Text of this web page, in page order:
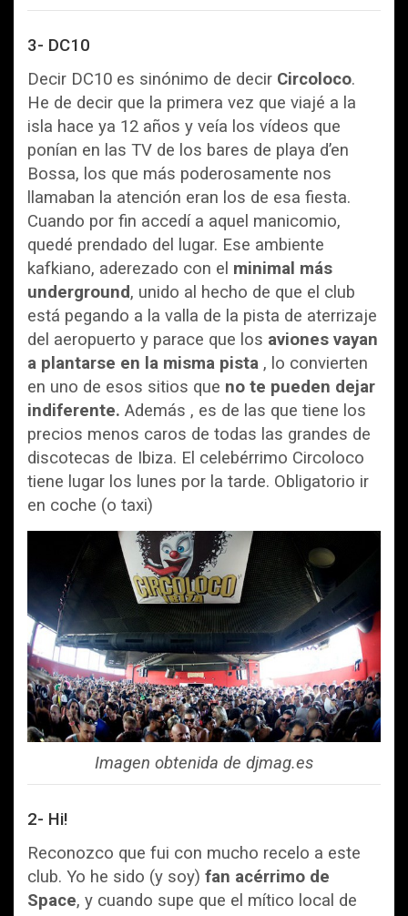
3- DC10
Decir DC10 es sinónimo de decir Circoloco.
He de decir que la primera vez que viajé a la
isla hace ya 12 años y veía los vídeos que
ponían en las TV de los bares de playa d’en
Bossa, los que más poderosamente nos
llamaban la atención eran los de esa fiesta.
Cuando por fin accedí a aquel manicomio,
quedé prendado del lugar. Ese ambiente
kafkiano, aderezado con el minimal más
underground, unido al hecho de que el club
está pegando a la valla de la pista de aterrizaje
del aeropuerto y parace que los aviones vayan
a plantarse en la misma pista , lo convierten
en uno de esos sitios que no te pueden dejar
indiferente. Además , es de las que tiene los
precios menos caros de todas las grandes de
discotecas de Ibiza. El celebérrimo Circoloco
tiene lugar los lunes por la tarde. Obligatorio ir
en coche (o taxi)
Imagen obtenida de djmag.es
2- Hi!
Reconozco que fui con mucho recelo a este
club. Yo he sido (y soy) fan acérrimo de
Space, y cuando supe que el mítico local de